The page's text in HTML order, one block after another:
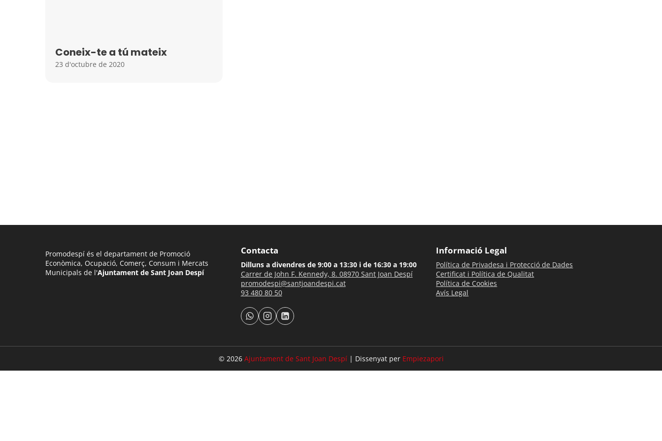
Coneix-te a tú mateix
23 d'octubre de 2020
Promodespí és el departament de Promoció
Econòmica, Ocupació, Comerç, Consum i Mercats
Municipals de l'Ajuntament de Sant Joan Despí
Contacta
Dilluns a divendres de 9:00 a 13:30 i de 16:30 a 19:00
Carrer de John F. Kennedy, 8. 08970 Sant Joan Despí
promodespi@santjoandespi.cat
93 480 80 50
Informació Legal
Política de Privadesa i Protecció de Dades
Certificat i Política de Qualitat
Política de Cookies
Avís Legal
© 2026 Ajuntament de Sant Joan Despí| Dissenyat per Empiezapori